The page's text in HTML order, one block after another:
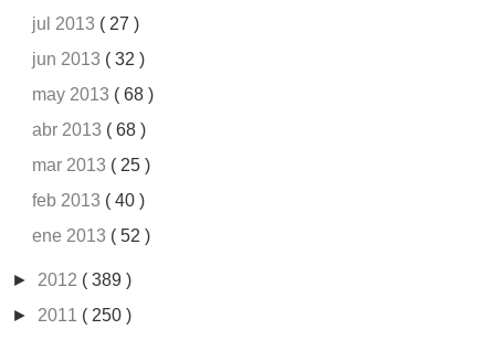
jul 2013 ( 27 )
jun 2013 ( 32 )
may 2013 ( 68 )
abr 2013 ( 68 )
mar 2013 ( 25 )
feb 2013 ( 40 )
ene 2013 ( 52 )
► 2012 ( 389 )
► 2011 ( 250 )